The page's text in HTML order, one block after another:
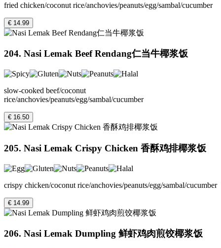
fried chicken/coconut rice/anchovies/peanuts/egg/sambal/cucumber
€ 14.99
204. Nasi Lemak Beef Rendang仁当牛椰浆饭
slow-cooked beef/coconut
rice/anchovies/peanuts/egg/sambal/cucumber
€ 16.50
205. Nasi Lemak Crispy Chicken 香酥鸡排椰浆饭
crispy chicken/coconut rice/anchovies/peanuts/egg/sambal/cucumber
€ 14.99
206. Nasi Lemak Dumpling 鲜虾鸡肉煎饺椰浆饭